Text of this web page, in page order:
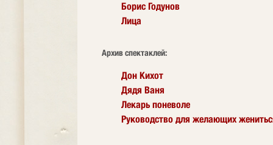
Борис Годунов
Лица
Архив спектаклей:
Дон Кихот
Дядя Ваня
Лекарь поневоле
Руководство для желающих